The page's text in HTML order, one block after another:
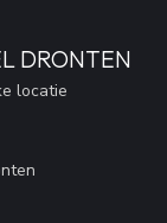
DRONTEN
locatie